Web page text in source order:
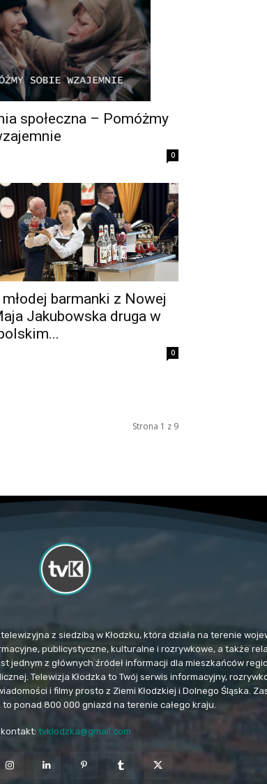
społeczna – Pomóżmy
0
barmanki z Nowej
Jakubowska druga w
0
Strona 1 z 9
telewizyjna z siedzibą w Kłodzku, która działa na terenie
publicystyczne, kulturalne i rozrywkowe, a także
jednym z głównych źródeł informacji dla mieszkańców
Telewizja Kłodzka to Twój serwis informacyjny,
i filmy prosto z Ziemi Kłodzkiej i Dolnego Śląska.
to ponad 800 000 gniazd na terenie całego kraju.
kontakt: tvklodzka@gmail.com